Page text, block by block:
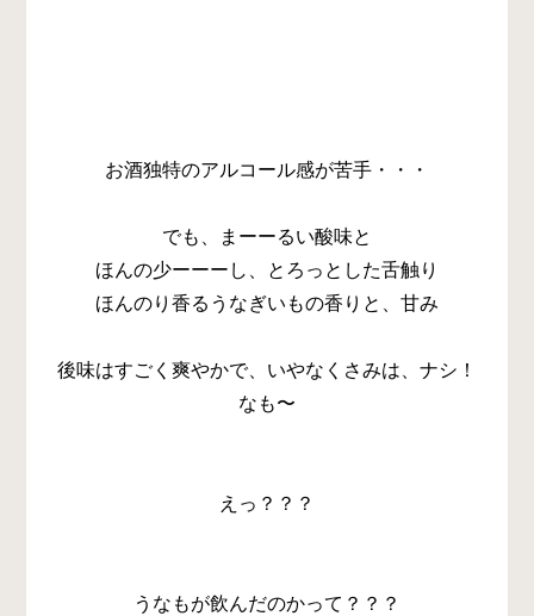
お酒独特のアルコール感が苦手・・・
でも、まーーるい酸味と
ほんの少ーーーし、とろっとした舌触り
ほんのり香るうなぎいもの香りと、甘み
後味はすごく爽やかで、いやなくさみは、ナシ！
なも〜
えっ？？？
うなもが飲んだのかって？？？